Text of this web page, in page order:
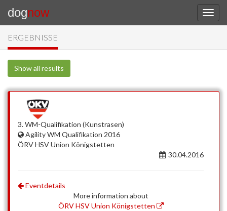
dognow
ERGEBNISSE
Show all results
3. WM-Qualifikation (Kunstrasen)
Agility WM Qualifikation 2016
ÖRV HSV Union Königstetten
30.04.2016
Eventdetails
More information about
ÖRV HSV Union Königstetten